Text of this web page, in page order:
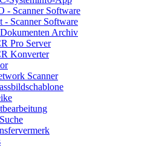
- Scanner Software
- Scanner Software
Archiv
Pro Server
Konverter
Scanner